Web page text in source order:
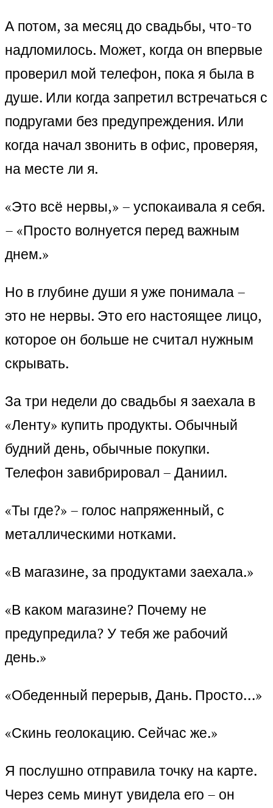
А потом, за месяц до свадьбы, что-то
надломилось. Может, когда он впервые
проверил мой телефон, пока я была в
душе. Или когда запретил встречаться с
подругами без предупреждения. Или
когда начал звонить в офис, проверяя,
на месте ли я.
«Это всё нервы,» – успокаивала я себя.
– «Просто волнуется перед важным
днем.»
Но в глубине души я уже понимала –
это не нервы. Это его настоящее лицо,
которое он больше не считал нужным
скрывать.
За три недели до свадьбы я заехала в
«Ленту» купить продукты. Обычный
будний день, обычные покупки.
Телефон завибрировал – Даниил.
«Ты где?» – голос напряженный, с
металлическими нотками.
«В магазине, за продуктами заехала.»
«В каком магазине? Почему не
предупредила? У тебя же рабочий
день.»
«Обеденный перерыв, Дань. Просто…»
«Скинь геолокацию. Сейчас же.»
Я послушно отправила точку на карте.
Через семь минут увидела его – он